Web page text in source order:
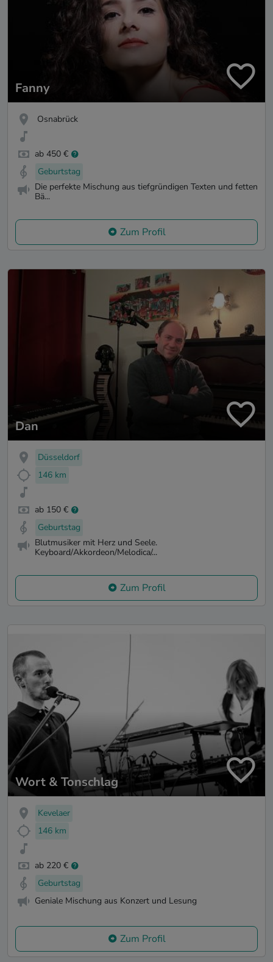
Fanny
Osnabrück
ab 450 €
Geburtstag
Die perfekte Mischung aus tiefgründigen Texten und fetten
Bä...
Zum Profil
Dan
Düsseldorf
146 km
ab 150 €
Geburtstag
Blutmusiker mit Herz und Seele.
Keyboard/Akkordeon/Melodica/...
Zum Profil
Wort & Tonschlag
Kevelaer
146 km
ab 220 €
Geburtstag
Geniale Mischung aus Konzert und Lesung
Zum Profil